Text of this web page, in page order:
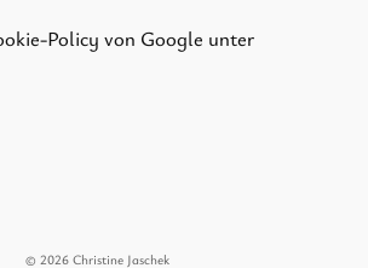
Policy von Google unter
© 2026 Christine Jaschek